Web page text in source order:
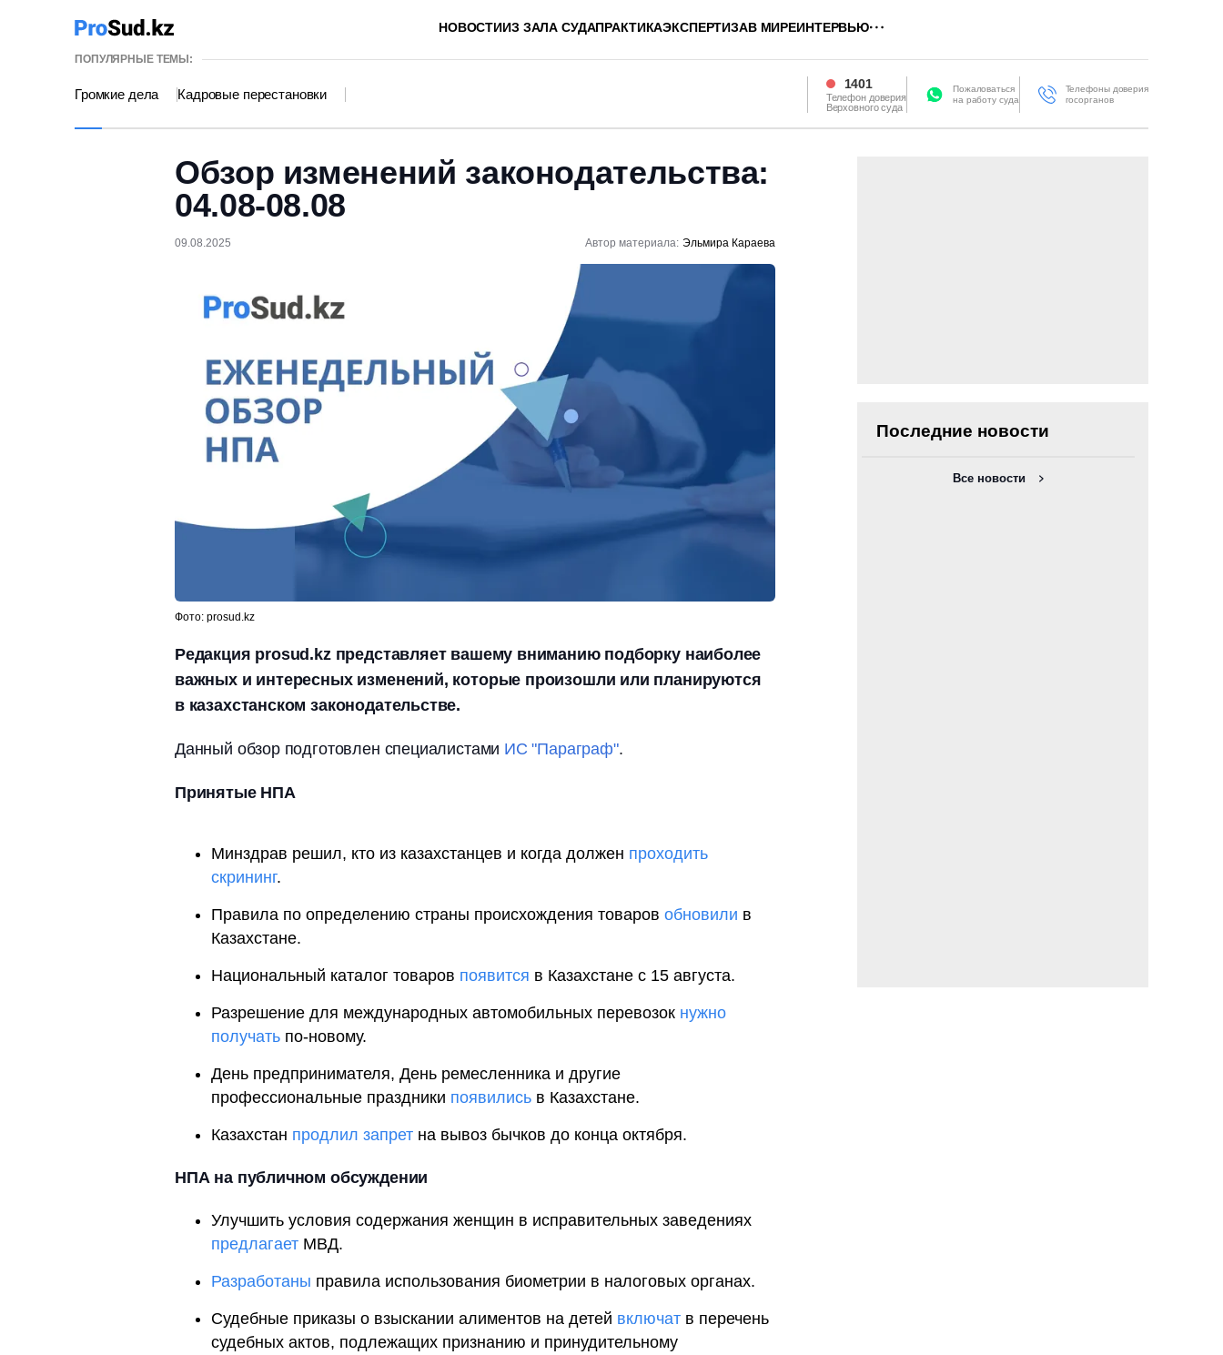
НОВОСТИИЗ ЗАЛА СУДАПРАКТИКАЭКСПЕРТИЗАВ МИРЕИНТЕРВЬЮ
ПОПУЛЯРНЫЕ ТЕМЫ:
Громкие дела Кадровые перестановки
1401
Телефон доверия
Верховного суда
Пожаловаться
на работу суда
Телефоны доверия
госорганов
Обзор изменений законодательства:
04.08-08.08
09.08.2025 Автор материала: Эльмира Караева
Фото: prosud.kz
Редакция prosud.kz представляет вашему вниманию подборку наиболее
важных и интересных изменений, которые произошли или планируются
в казахстанском законодательстве.
Данный обзор подготовлен специалистами ИС "Параграф".
Принятые НПА
Минздрав решил, кто из казахстанцев и когда должен проходить
скрининг.
Правила по определению страны происхождения товаров обновили в
Казахстане.
Национальный каталог товаров появится в Казахстане с 15 августа.
Разрешение для международных автомобильных перевозок нужно
получать по-новому.
День предпринимателя, День ремесленника и другие
профессиональные праздники появились в Казахстане.
Казахстан продлил запрет на вывоз бычков до конца октября.
НПА на публичном обсуждении
Улучшить условия содержания женщин в исправительных заведениях
предлагает МВД.
Разработаны правила использования биометрии в налоговых органах.
Судебные приказы о взыскании алиментов на детей включат в перечень
судебных актов, подлежащих признанию и принудительному
Последние новости
Все новости